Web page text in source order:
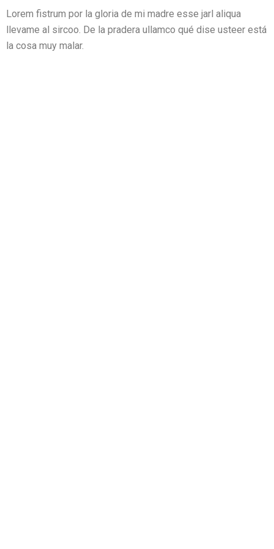
Lorem fistrum por la gloria de mi madre esse jarl aliqua
llevame al sircoo. De la pradera ullamco qué dise usteer está
la cosa muy malar.